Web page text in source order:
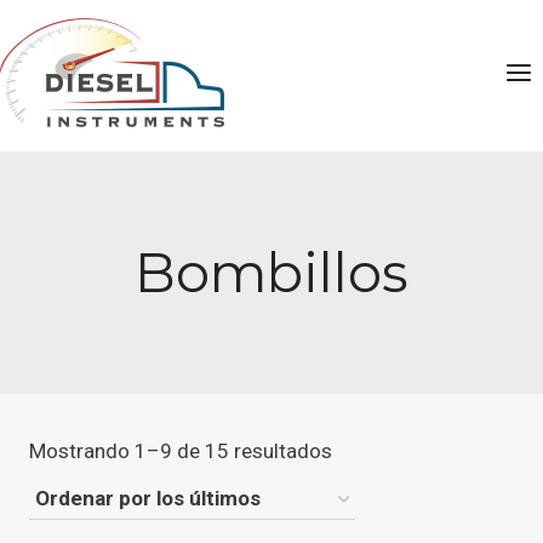
Saltar
al
contenido
Bombillos
Mostrando 1–9 de 15 resultados
los